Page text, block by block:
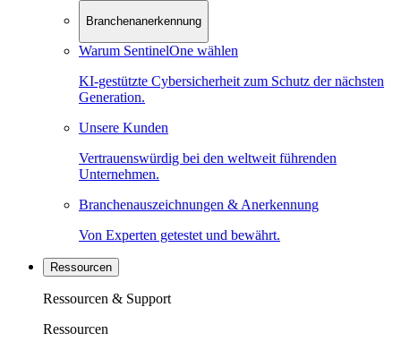
Branchenanerkennung
Warum SentinelOne wählen
KI-gestützte Cybersicherheit zum Schutz der nächsten
Generation.
Unsere Kunden
Vertrauenswürdig bei den weltweit führenden
Unternehmen.
Branchenauszeichnungen & Anerkennung
Von Experten getestet und bewährt.
Ressourcen
Ressourcen & Support
Ressourcen